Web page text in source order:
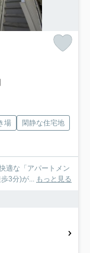
場
閑静な住宅地
適な「アパートメン
3分)が...
もっと見る